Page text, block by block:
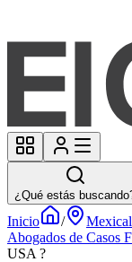
¿Qué estás
Inicio /
Abogados de Casos
USA ?